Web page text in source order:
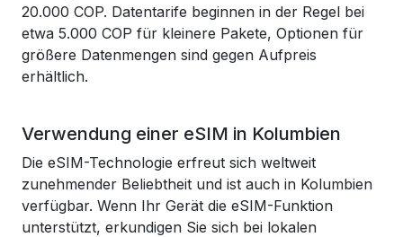
20.000 COP. Datentarife beginnen in der Regel bei
etwa 5.000 COP für kleinere Pakete, Optionen für
größere Datenmengen sind gegen Aufpreis
erhältlich.
Verwendung einer eSIM in Kolumbien
Die eSIM-Technologie erfreut sich weltweit
zunehmender Beliebtheit und ist auch in Kolumbien
verfügbar. Wenn Ihr Gerät die eSIM-Funktion
unterstützt, erkundigen Sie sich bei lokalen